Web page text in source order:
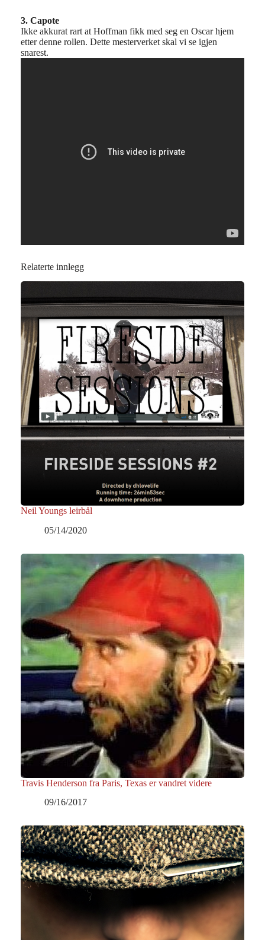
3. Capote
Ikke akkurat rart at Hoffman fikk med seg en Oscar hjem
etter denne rollen. Dette mesterverket skal vi se igjen
snarest.
Relaterte innlegg
Neil Youngs leirbål
05/14/2020
Travis Henderson fra Paris, Texas er vandret videre
09/16/2017